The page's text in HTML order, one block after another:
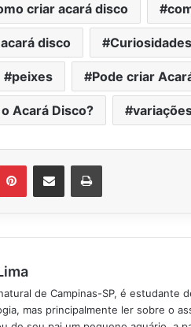
criar acará disco
disco Curiosidades
peixes Pode criar
Acará Disco?
PinterestCompartilhar via e-mail Imprimir
de Campinas-SP, é estudante
mas principalmente ler sobre o